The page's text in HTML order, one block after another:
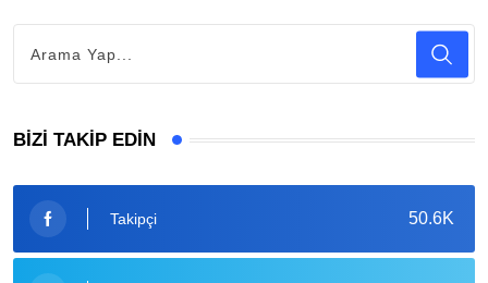
BIZI TAKIP EDIN
50.6K
Takipçi